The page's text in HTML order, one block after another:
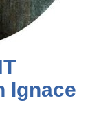
Ignace